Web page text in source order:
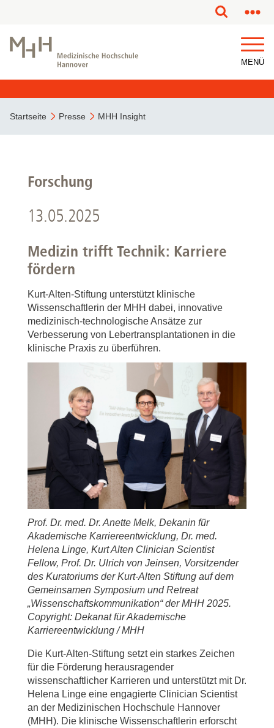
MENÜ
Startseite Presse MHH Insight
Forschung
13.05.2025
Medizin trifft Technik: Karriere
fördern
Kurt-Alten-Stiftung unterstützt klinische
Wissenschaftlerin der MHH dabei, innovative
medizinisch-technologische Ansätze zur
Verbesserung von Lebertransplantationen in die
klinische Praxis zu überführen.
Prof. Dr. med. Dr. Anette Melk, Dekanin für
Akademische Karriereentwicklung, Dr. med.
Helena Linge, Kurt Alten Clinician Scientist
Fellow, Prof. Dr. Ulrich von Jeinsen, Vorsitzender
des Kuratoriums der Kurt-Alten Stiftung auf dem
Gemeinsamen Symposium und Retreat
„Wissenschaftskommunikation“ der MHH 2025.
Copyright: Dekanat für Akademische
Karriereentwicklung / MHH
Die Kurt-Alten-Stiftung setzt ein starkes Zeichen
für die Förderung herausragender
wissenschaftlicher Karrieren und unterstützt mit Dr.
Helena Linge eine engagierte Clinician Scientist
an der Medizinischen Hochschule Hannover
(MHH). Die klinische Wissenschaftlerin erforscht